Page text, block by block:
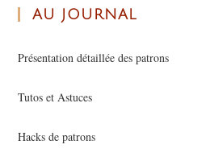
AU JOURNAL
Présentation détaillée des patrons
Tutos et Astuces
Hacks de patrons